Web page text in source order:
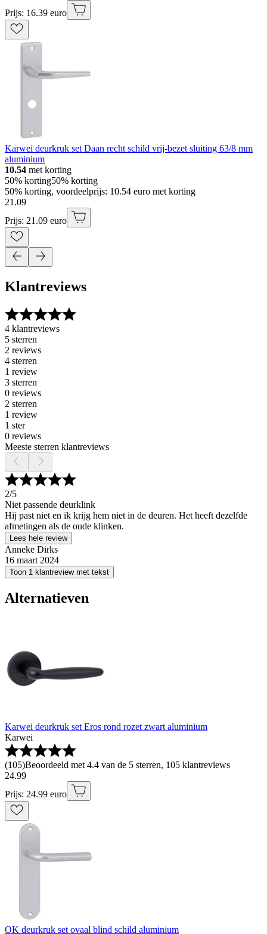
Prijs: 16.39 euro
Karwei deurkruk set Daan recht schild vrij-bezet sluiting 63/8 mm
aluminium
10.54 met korting
50% korting50% korting
50% korting, voordeelprijs: 10.54 euro met korting
21 .09
Prijs: 21.09 euro
Klantreviews
4 klantreviews
5 sterren
2 reviews
4 sterren
1 review
3 sterren
0 reviews
2 sterren
1 review
1 ster
0 reviews
Meeste sterren klantreviews
2/5
Niet passende deurklink
Hij past niet en ik krijg hem niet in de deuren. Het heeft dezelfde
afmetingen als de oude klinken.
Lees hele review
Anneke Dirks
16 maart 2024
Toon 1 klantreview met tekst
Alternatieven
Karwei deurkruk set Eros rond rozet zwart aluminium
Karwei
(105)Beoordeeld met 4.4 van de 5 sterren, 105 klantreviews
24.99
Prijs: 24.99 euro
OK deurkruk set ovaal blind schild aluminium